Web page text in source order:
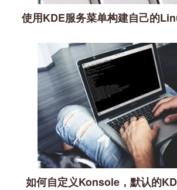
使用KDE服务菜单构建自己的
如何自定义Konsole，默认的